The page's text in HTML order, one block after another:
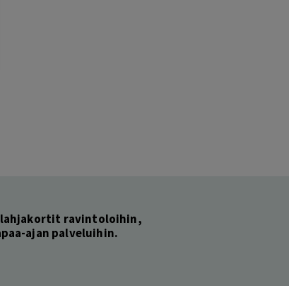
ravintoloihin,
ajan palveluihin.